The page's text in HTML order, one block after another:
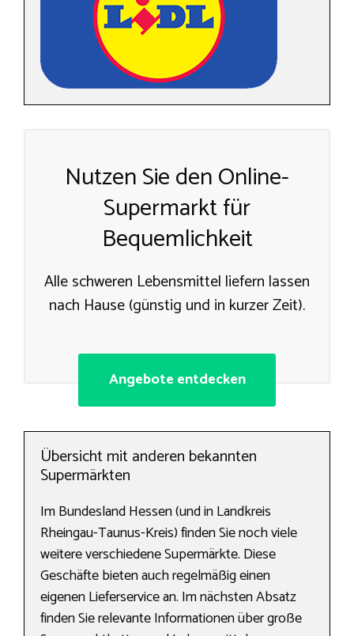
Nutzen Sie den Online-
Supermarkt für
Bequemlichkeit
Alle schweren Lebensmittel liefern lassen
nach Hause (günstig und in kurzer Zeit).
Angebote entdecken
Übersicht mit anderen bekannten
Supermärkten
Im Bundesland Hessen (und in Landkreis
Rheingau-Taunus-Kreis) finden Sie noch viele
weitere verschiedene Supermärkte. Diese
Geschäfte bieten auch regelmäßig einen
eigenen Lieferservice an. Im nächsten Absatz
finden Sie relevante Informationen über große